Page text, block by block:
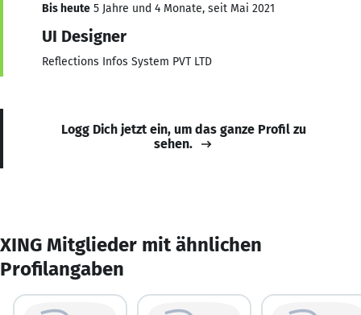
Bis heute 5 Jahre und 4 Monate, seit Mai 2021
UI Designer
Reflections Infos System PVT LTD
Logg Dich jetzt ein, um das ganze Profil zu
sehen.
XING Mitglieder mit ähnlichen
Profilangaben